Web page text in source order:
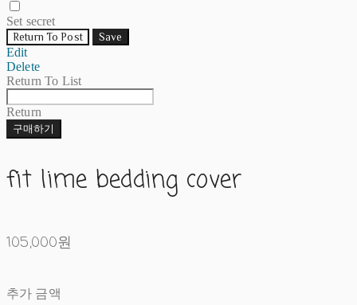
Set secret
Return To Post Save
Edit
Delete
Return To List
Return
구매하기
fit lime bedding cover
105,000원
추가 금액